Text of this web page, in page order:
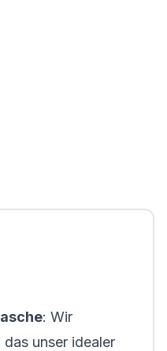
: Wir
unser idealer